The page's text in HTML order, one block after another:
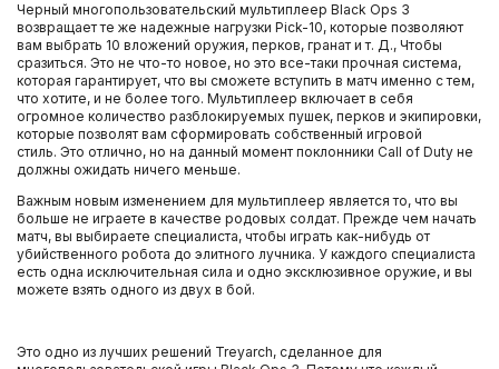
Черный многопользовательский мультиплеер Black Ops 3
возвращает те же надежные нагрузки Pick-10, которые позволяют
вам выбрать 10 вложений оружия, перков, гранат и т. Д., Чтобы
сразиться. Это не что-то новое, но это все-таки прочная система,
которая гарантирует, что вы сможете вступить в матч именно с тем,
что хотите, и не более того. Мультиплеер включает в себя
огромное количество разблокируемых пушек, перков и экипировки,
которые позволят вам сформировать собственный игровой
стиль. Это отлично, но на данный момент поклонники Call of Duty не
должны ожидать ничего меньше.
Важным новым изменением для мультиплеер является то, что вы
больше не играете в качестве родовых солдат. Прежде чем начать
матч, вы выбираете специалиста, чтобы играть как-нибудь от
убийственного робота до элитного лучника. У каждого специалиста
есть одна исключительная сила и одно эксклюзивное оружие, и вы
можете взять одного из двух в бой.
Это одно из лучших решений Treyarch, сделанное для